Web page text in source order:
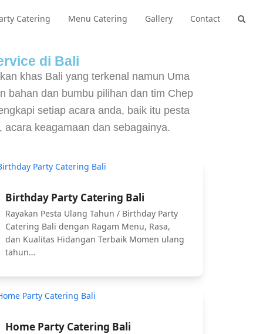
Catering Menu Catering Gallery Contact
di Bali
khas Bali yang terkenal namun Uma
bahan dan bumbu pilihan dan tim Chep
setiap acara anda, baik itu pesta
keagamaan dan sebagainya.
Birthday Party Catering Bali
Rayakan Pesta Ulang Tahun / Birthday Party
Catering Bali dengan Ragam Menu, Rasa,
dan Kualitas Hidangan Terbaik Momen ulang
tahun…
Home Party Catering Bali